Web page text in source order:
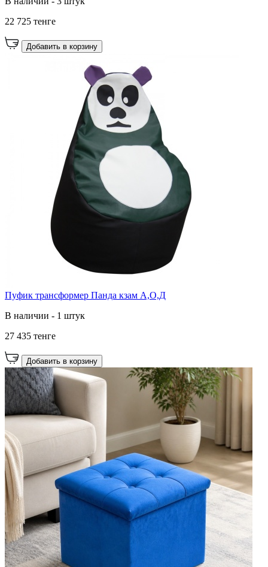
22 725 тенге
Добавить в корзину
Пуфик трансформер Панда кзам А,О,Д
В наличии - 1 штук
27 435 тенге
Добавить в корзину